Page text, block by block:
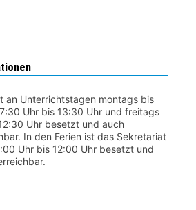
an Unterrichtstagen montags bis
Uhr bis 13:30 Uhr und freitags
Uhr besetzt und auch
In den Ferien ist das Sekretariat
Uhr bis 12:00 Uhr besetzt und